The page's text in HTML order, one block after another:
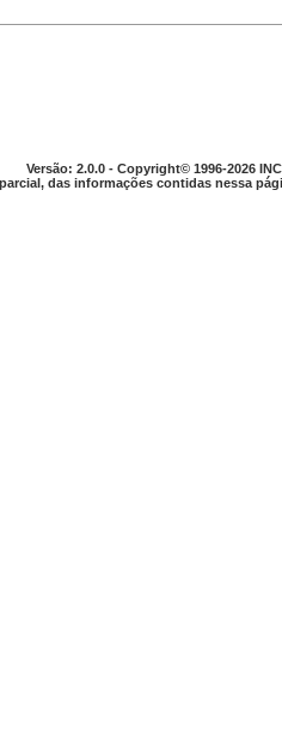
Versão: 2.0.0 - Copyright© 1996-2026
das informações contidas nessa